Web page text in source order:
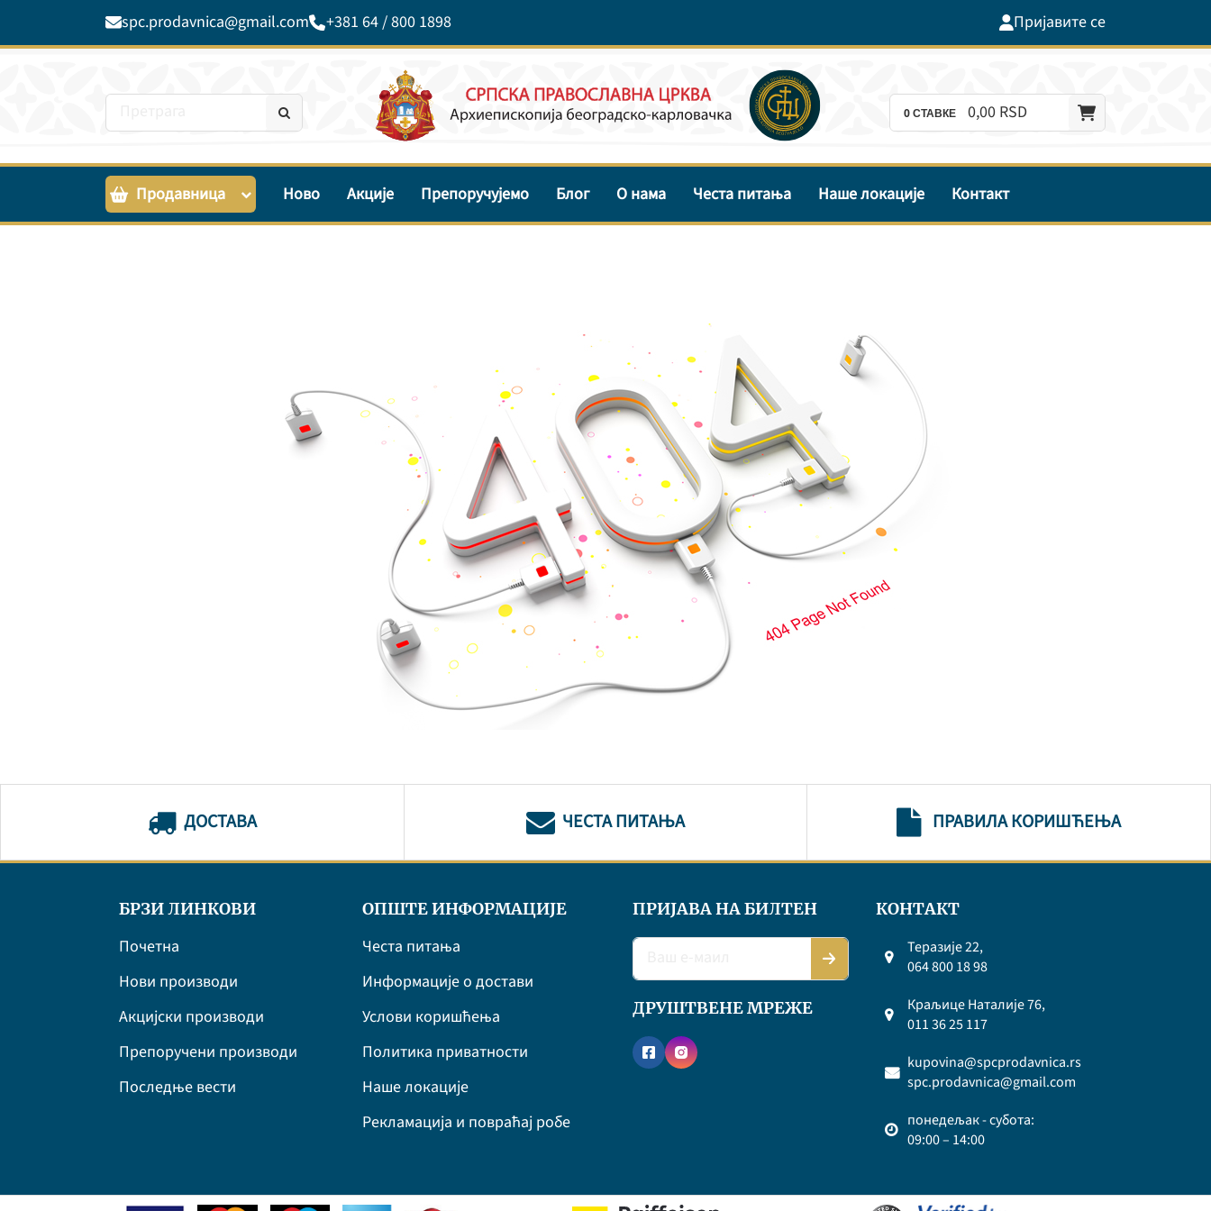
spc.prodavnica@gmail.com +381 64 / 800 1898 Пријавите се
0СТАВКЕ 0,00 RSD
Продавница Ново Акције Препоручујемо Блог О нама Честа питања Наше локације Контакт
ДОСТАВА ЧЕСТА ПИТАЊА ПРАВИЛА КОРИШЋЕЊА
БРЗИ ЛИНКОВИ
Почетна
Нови производи
Акцијски производи
Препоручени производи
Последње вести
ОПШТЕ ИНФОРМАЦИЈЕ
Честа питања
Информације о достави
Услови коришћења
Политика приватности
Наше локације
Рекламација и повраћај робе
ПРИЈАВА НА БИЛТЕН
ДРУШТВЕНЕ МРЕЖЕ
КОНТАКТ
Теразије 22,
064 800 18 98
Краљице Наталије 76,
011 36 25 117
kupovina@spcprodavnica.rs
spc.prodavnica@gmail.com
понедељак - субота:
09:00 – 14:00